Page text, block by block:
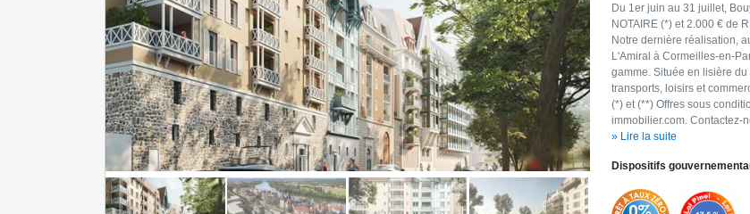
Du 1er juin au 31 juillet,
NOTAIRE (*) et 2.000 € de
Notre dernière réalisation,
L'Amiral à Cormeilles-en-
gamme. Située en lisière
transports, loisirs et
(*) et (**) Offres sous
immobilier.com. Contactez-
résidence et rencontrez nos
» Lire la suite
Dispositifs